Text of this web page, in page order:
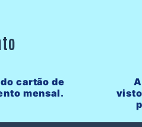
cartão de
mensal.